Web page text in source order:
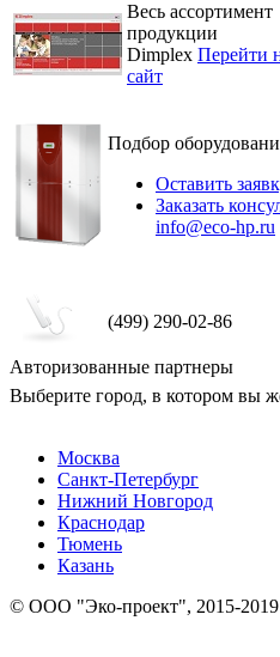
Весь ассортимент
продукции
Dimplex Перейти
сайт
Подбор
Оставить
Заказать
info@eco-hp.ru
(499) 290-02-86
Авторизованные партнеры
Выберите город, в котором вы
Москва
Санкт-Петербург
Нижний Новгород
Краснодар
Тюмень
Казань
© ООО "Эко-проект", 2015-2019